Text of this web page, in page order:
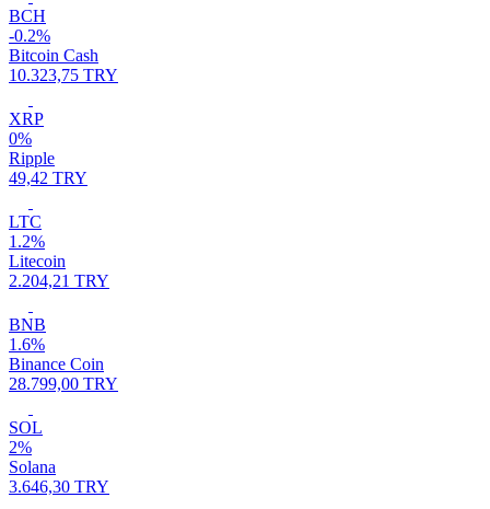
BCH
-0.2%
Bitcoin Cash
10.323,75 TRY
XRP
0%
Ripple
49,42 TRY
LTC
1.2%
Litecoin
2.204,21 TRY
BNB
1.6%
Binance Coin
28.799,00 TRY
SOL
2%
Solana
3.646,30 TRY